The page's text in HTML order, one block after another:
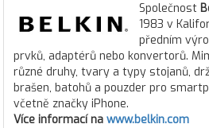
Společnost
1983 v
předním
prvků, adaptérů nebo konvertorů.
různé druhy, tvary a typy stojanů,
brašen, batohů a pouzder pro
včetně značky iPhone.
Více informací na www.belkin.com